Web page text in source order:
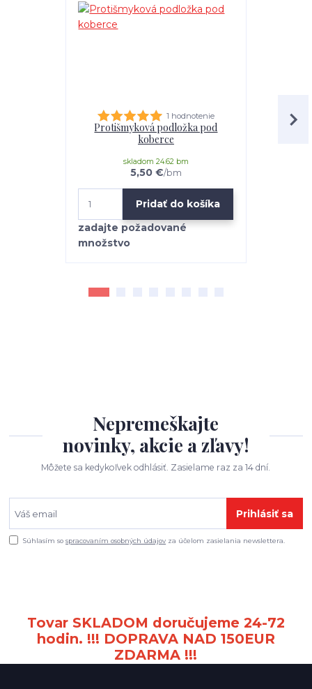
1 hodnotenie
Protišmyková podložka pod
koberce
5,50 €/bm
skladom 24.62 bm
Pridať do košíka
Nepremeškajte
novinky, akcie a zľavy!
Môžete sa kedykoľvek odhlásiť. Zasielame raz za 14 dní.
Prihlásiť sa
Súhlasím sospracovaním osobných údajov za účelom zasielania newslettera.
Tovar SKLADOM doručujeme 24-72
hodin. !!! DOPRAVA NAD 150EUR
ZDARMA !!!